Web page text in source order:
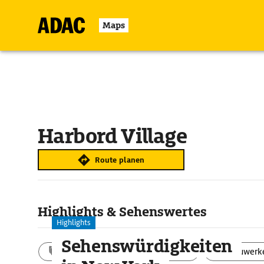
Maps
Harbord Village
Route planen
Highlights & Sehenswertes
Aktivitäten Landschaft
Highlights
Sehenswürdigkeiten